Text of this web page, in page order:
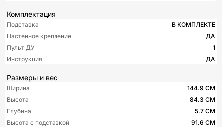
Комплектация
Подставка
В КОМПЛЕКТЕ
Настенное крепление
ДА
Пульт ДУ
1
Инструкция
ДА
Размеры и вес
Ширина
144.9 СМ
Высота
84.3 СМ
Глубина
5.7 СМ
Высота с подставкой
91.6 СМ